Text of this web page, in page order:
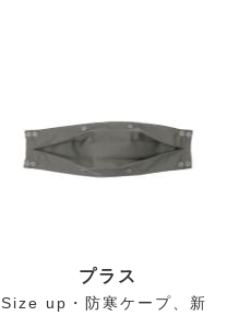
プラス
Size up・防寒ケープ、新